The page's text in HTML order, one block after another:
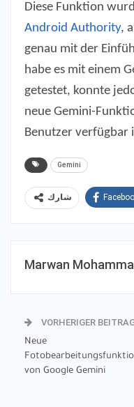
Diese Funktion
Android Authority,
genau mit der
habe es mit einem
getestet, konnte
neue Gemini-
Benutzer verfügbar
Gemini
شارك
Marwan
VORHERIGER
Neue
von Google Gemini